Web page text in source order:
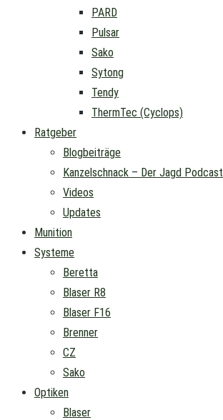
PARD
Pulsar
Sako
Sytong
Tendy
ThermTec (Cyclops)
Ratgeber
Blogbeiträge
Kanzelschnack – Der Jagd Podcast
Videos
Updates
Munition
Systeme
Beretta
Blaser R8
Blaser F16
Brenner
CZ
Sako
Optiken
Blaser